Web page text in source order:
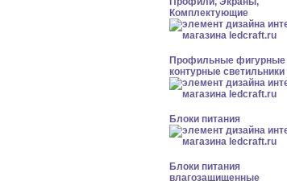
Комплектующие
Профильные фигурные
контурные светильники
Блоки питания
Блоки питания
влагозащищенные